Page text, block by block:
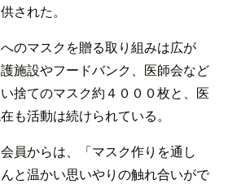
された。
のマスクを贈る取り組みは広が
施設やフードバンク、医師会など
捨てのマスク約４０００枚と、医
も活動は続けられている。
員からは、「マスク作りを通し
と温かい思いやりの触れ合いがで